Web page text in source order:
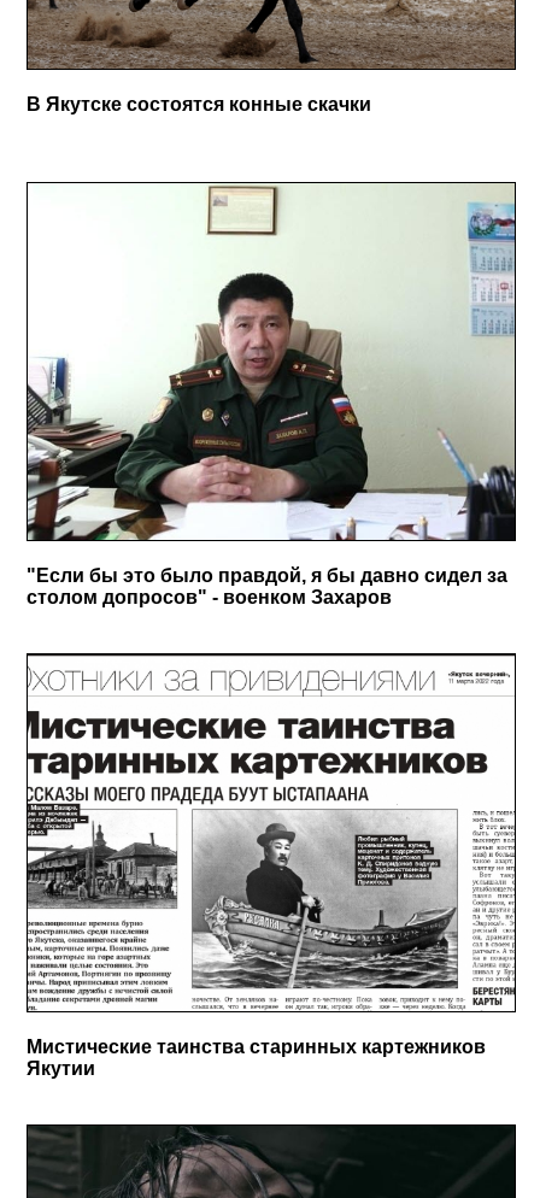
В Якутске состоятся конные скачки
"Если бы это было правдой, я бы давно сидел за
столом допросов" - военком Захаров
Мистические таинства старинных картежников
Якутии